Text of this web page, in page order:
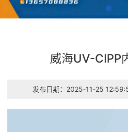
威海UV-CIPP
发布日期：2025-11-25